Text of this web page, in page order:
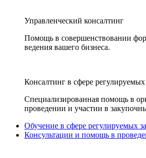
Управленческий консалтинг
Помощь в совершенствовании
ведения вашего бизнеса.
Консалтинг в сфере регулируемых
Специализированная помощь в
проведении и участии в
Обучение в сфере регулируемых
Консультации и помощь в